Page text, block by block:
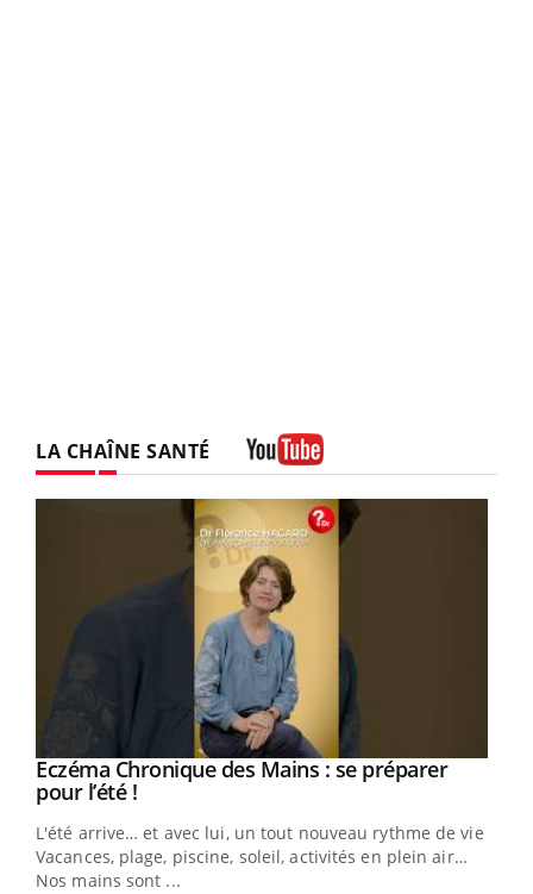
LA CHAÎNE SANTÉ
Youtube
Eczéma Chronique des Mains : se préparer
pour l’été !Youtube
L'été arrive… et avec lui, un tout nouveau rythme de vie !
Vacances, plage, piscine, soleil, activités en plein air…
Nos mains sont ...